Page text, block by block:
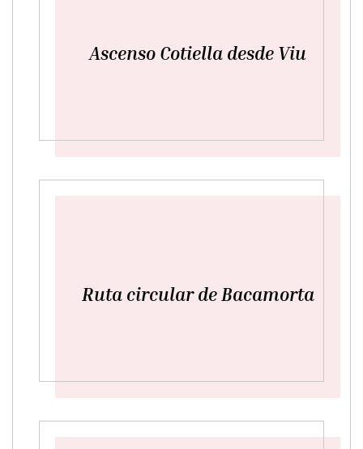
Ascenso Cotiella desde Viu
Ruta circular de Bacamorta